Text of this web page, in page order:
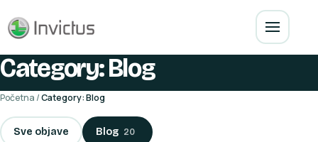
Category: Blog
Početna /Category: Blog
Sve objave Blog 20